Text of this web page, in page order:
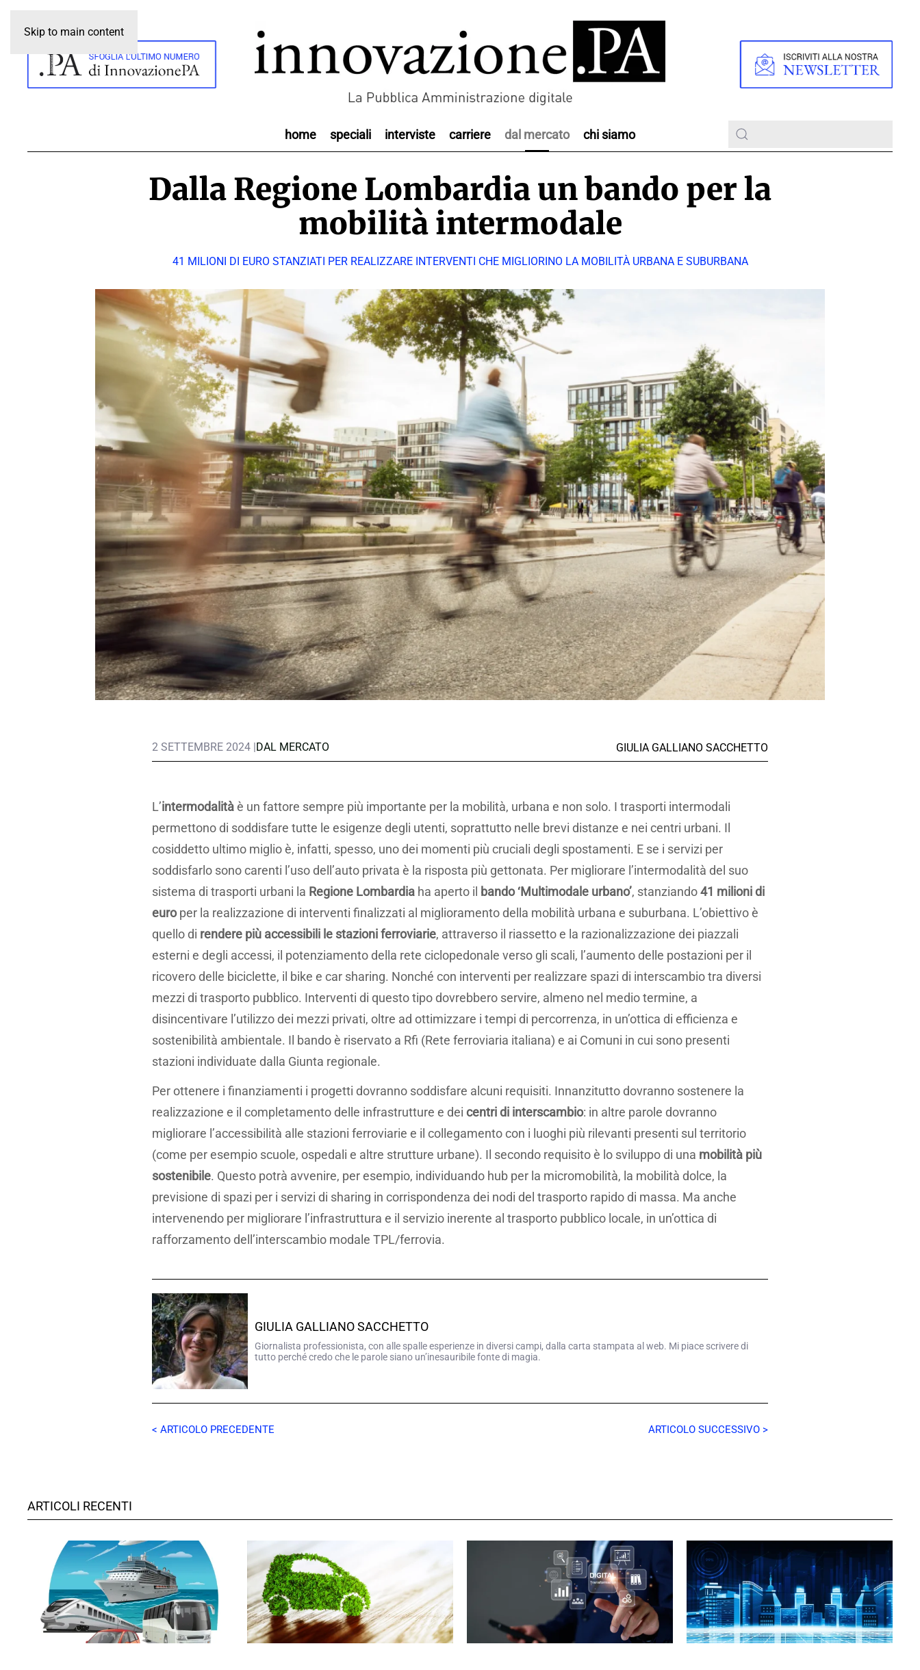
Skip to main content
home speciali interviste carriere dal mercato chi siamo
Dalla Regione Lombardia un bando per la
mobilità intermodale
41 MILIONI DI EURO STANZIATI PER REALIZZARE INTERVENTI CHE MIGLIORINO LA MOBILITÀ URBANA E SUBURBANA
2 SETTEMBRE 2024 |DAL MERCATO GIULIA GALLIANO SACCHETTO
L’intermodalitàè un fattore sempre più importante per la mobilità, urbana e non solo. I trasporti intermodali
permettono di soddisfare tutte le esigenze degli utenti, soprattutto nelle brevi distanze e nei centri urbani. Il
cosiddetto ultimo miglio è, infatti, spesso, uno dei momenti più cruciali degli spostamenti. E se i servizi per
soddisfarlo sono carenti l’uso dell’auto privata è la risposta più gettonata. Per migliorare l’intermodalità del suo
sistema di trasporti urbani la Regione Lombardia ha aperto il bando ‘Multimodale urbano’, stanziando41 milioni di
europer la realizzazione di interventi finalizzati al miglioramento della mobilità urbana e suburbana. L’obiettivo è
quello di rendere più accessibili le stazioni ferroviarie, attraverso il riassetto e la razionalizzazione dei piazzali
esterni e degli accessi, il potenziamento della rete ciclopedonale verso gli scali, l’aumento delle postazioni per il
ricovero delle biciclette, il bike e car sharing. Nonché con interventi per realizzare spazi di interscambio tra diversi
mezzi di trasporto pubblico. Interventi di questo tipo dovrebbero servire, almeno nel medio termine, a
disincentivare l’utilizzo dei mezzi privati, oltre ad ottimizzare i tempi di percorrenza, in un’ottica di efficienza e
sostenibilità ambientale. Il bando è riservato a Rfi (Rete ferroviaria italiana) e ai Comuni in cui sono presenti
stazioni individuate dalla Giunta regionale.
Per ottenere i finanziamenti i progetti dovranno soddisfare alcuni requisiti. Innanzitutto dovranno sostenere la
realizzazione e il completamento delle infrastrutture e dei centri di interscambio: in altre parole dovranno
migliorare l’accessibilità alle stazioni ferroviarie e il collegamento con i luoghi più rilevanti presenti sul territorio
(come per esempio scuole, ospedali e altre strutture urbane). Il secondo requisito è lo sviluppo di una mobilità più
sostenibile. Questo potrà avvenire, per esempio, individuando hub per la micromobilità, la mobilità dolce, la
previsione di spazi per i servizi di sharing in corrispondenza dei nodi del trasporto rapido di massa. Ma anche
intervenendo per migliorare l’infrastruttura e il servizio inerente al trasporto pubblico locale, in un’ottica di
rafforzamento dell’interscambio modale TPL/ferrovia.
GIULIA GALLIANO SACCHETTO
Giornalista professionista, con alle spalle esperienze in diversi campi, dalla carta stampata al web. Mi piace scrivere di
tutto perché credo che le parole siano un’inesauribile fonte di magia.
< ARTICOLO PRECEDENTE ARTICOLO SUCCESSIVO >
ARTICOLI RECENTI